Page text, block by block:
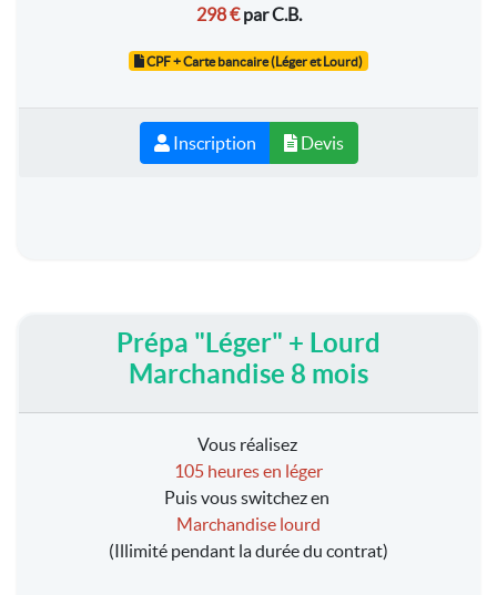
298 €par C.B.
CPF + Carte bancaire (Léger et Lourd)
Inscription Devis
Prépa "Léger" + Lourd
Marchandise 8 mois
Vous réalisez
105 heures en léger
Puis vous switchez en
Marchandise lourd
(Illimité pendant la durée du contrat)